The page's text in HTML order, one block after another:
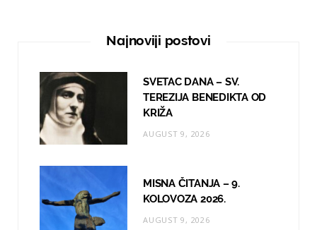
t
g
r
a
T
b
e
Najnoviji postovi
SVETAC DANA – SV.
TEREZIJA BENEDIKTA OD
KRIŽA
AUGUST 9, 2026
MISNA ČITANJA – 9.
KOLOVOZA 2026.
AUGUST 9, 2026